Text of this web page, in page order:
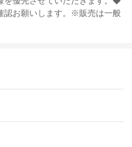
認お願いします。※販売は一般